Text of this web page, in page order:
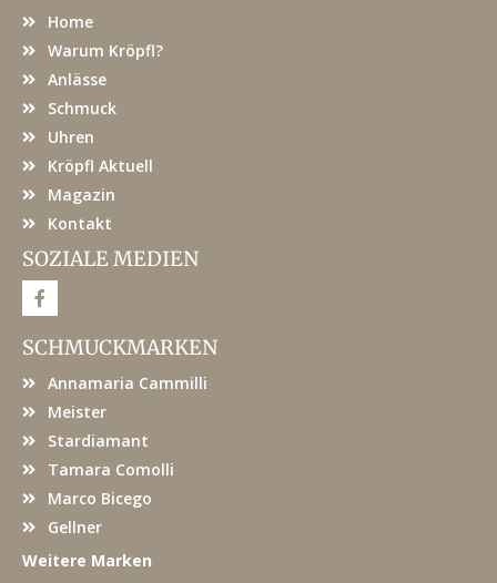
Home
Warum Kröpfl?
Anlässe
Schmuck
Uhren
Kröpfl Aktuell
Magazin
Kontakt
SOZIALE MEDIEN
F
a
e
b
o
SCHMUCKMARKEN
Annamaria Cammilli
Meister
Stardiamant
Tamara Comolli
Marco Bicego
Gellner
Weitere Marken